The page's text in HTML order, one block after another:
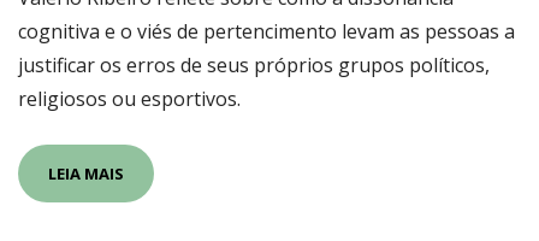
cognitiva e o viés de pertencimento levam as pessoas a
justificar os erros de seus próprios grupos políticos,
religiosos ou esportivos.
LEIA MAIS